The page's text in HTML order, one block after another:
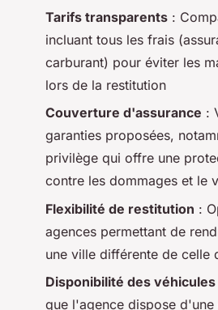
Tarifs transparents :
incluant tous les frais
carburant) pour éviter les
lors de la restitution
Couverture d'assurance :
garanties proposées,
privilège qui offre une
contre les dommages et le
Flexibilité de restitution :
agences permettant de
une ville différente de celle
Disponibilité des véhicules
que l'agence dispose d'une